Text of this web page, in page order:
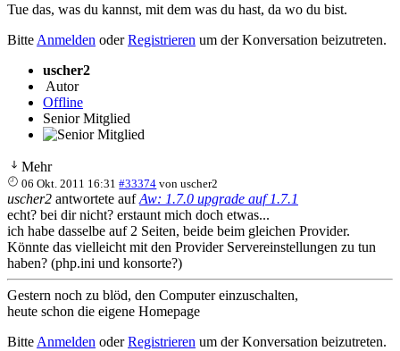
Tue das, was du kannst, mit dem was du hast, da wo du bist.
Bitte Anmelden oderRegistrieren um der Konversation beizutreten.
uscher2
Autor
Offline
Senior Mitglied
Mehr
06 Okt. 2011 16:31 #33374 vonuscher2
uscher2 antwortete aufAw: 1.7.0 upgrade auf 1.7.1
echt? bei dir nicht? erstaunt mich doch etwas...
ich habe dasselbe auf 2 Seiten, beide beim gleichen Provider.
Könnte das vielleicht mit den Provider Servereinstellungen zu tun
haben? (php.ini und konsorte?)
Gestern noch zu blöd, den Computer einzuschalten,
heute schon die eigene Homepage
Bitte Anmelden oderRegistrieren um der Konversation beizutreten.